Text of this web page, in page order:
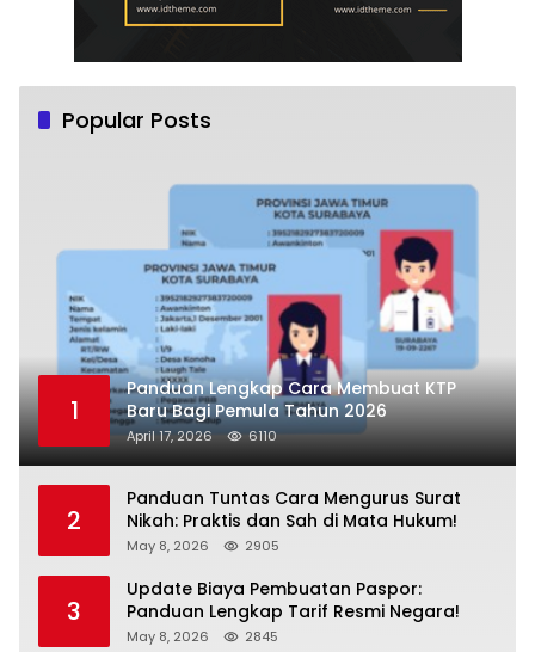
Popular Posts
1
Panduan Lengkap Cara Membuat KTP
Baru Bagi Pemula Tahun 2026
April 17, 2026 6110
2
Panduan Tuntas Cara Mengurus Surat
Nikah: Praktis dan Sah di Mata Hukum!
May 8, 2026 2905
3
Update Biaya Pembuatan Paspor:
Panduan Lengkap Tarif Resmi Negara!
May 8, 2026 2845